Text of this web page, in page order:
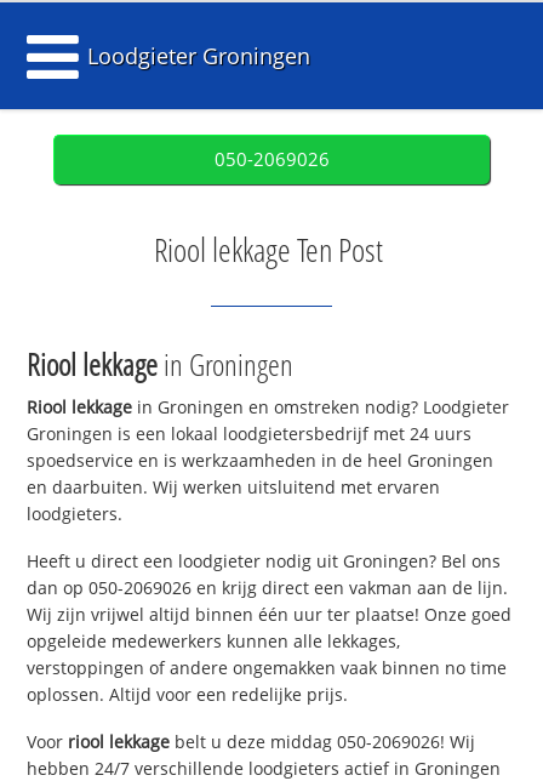
Loodgieter Groningen
050-2069026
Riool lekkage Ten Post
Riool lekkagein Groningen
Riool lekkage in Groningen en omstreken nodig? Loodgieter
Groningen is een lokaal loodgietersbedrijf met 24 uurs
spoedservice en is werkzaamheden in de heel Groningen
en daarbuiten. Wij werken uitsluitend met ervaren
loodgieters.
Heeft u direct een loodgieter nodig uit Groningen? Bel ons
dan op 050-2069026 en krijg direct een vakman aan de lijn.
Wij zijn vrijwel altijd binnen één uur ter plaatse! Onze goed
opgeleide medewerkers kunnen alle lekkages,
verstoppingen of andere ongemakken vaak binnen no time
oplossen. Altijd voor een redelijke prijs.
Voor riool lekkage belt u deze middag 050-2069026! Wij
hebben 24/7 verschillende loodgieters actief in Groningen